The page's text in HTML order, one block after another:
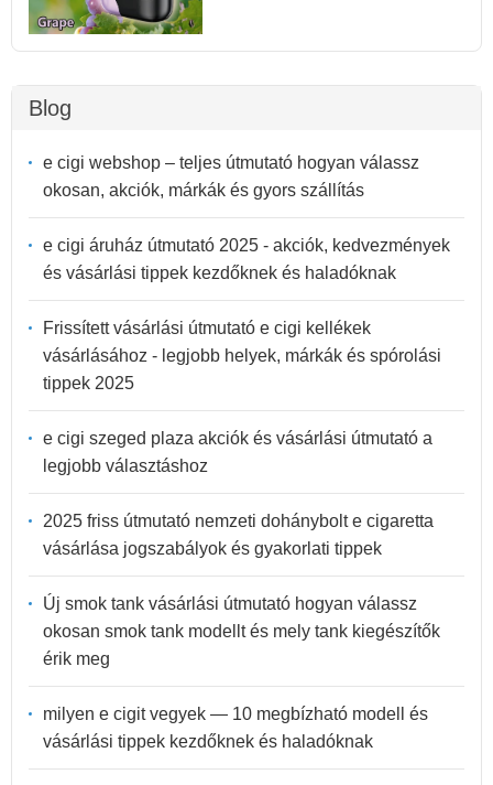
Blog
e cigi webshop – teljes útmutató hogyan válassz
okosan, akciók, márkák és gyors szállítás
e cigi áruház útmutató 2025 - akciók, kedvezmények
és vásárlási tippek kezdőknek és haladóknak
Frissített vásárlási útmutató e cigi kellékek
vásárlásához - legjobb helyek, márkák és spórolási
tippek 2025
e cigi szeged plaza akciók és vásárlási útmutató a
legjobb választáshoz
2025 friss útmutató nemzeti dohánybolt e cigaretta
vásárlása jogszabályok és gyakorlati tippek
Új smok tank vásárlási útmutató hogyan válassz
okosan smok tank modellt és mely tank kiegészítők
érik meg
milyen e cigit vegyek — 10 megbízható modell és
vásárlási tippek kezdőknek és haladóknak